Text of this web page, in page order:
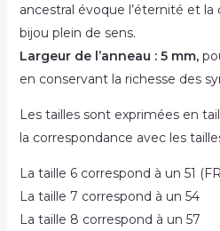
ancestral évoque l’éternité et
bijou plein de sens.
Largeur de l’anneau : 5 mm,
en conservant la richesse des
Les tailles sont exprimées en
la correspondance avec les
La taille 6 correspond à un 51
La taille 7 correspond à un 54
La taille 8 correspond à un 57